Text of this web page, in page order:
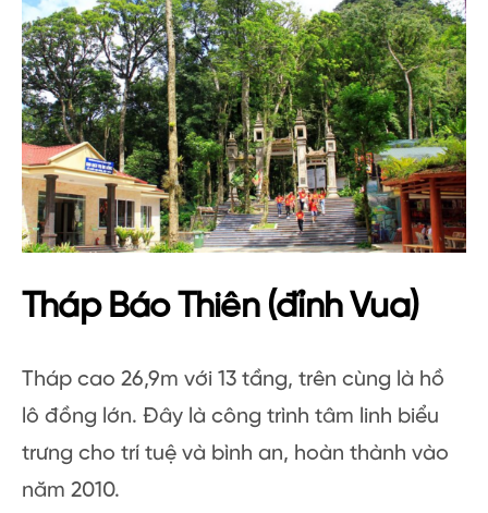
Tháp Báo Thiên (đỉnh Vua)
Tháp cao 26,9m với 13 tầng, trên cùng là hồ
lô đồng lớn. Đây là công trình tâm linh biểu
trưng cho trí tuệ và bình an, hoàn thành vào
năm 2010.